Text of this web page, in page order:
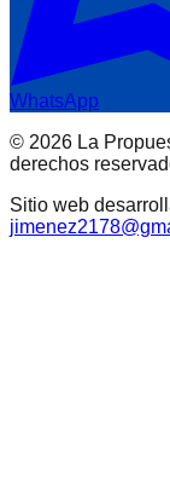
WhatsApp
© 2026 La
derechos
Sitio web